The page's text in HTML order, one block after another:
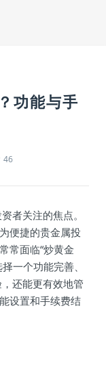
功能与手
46
者关注的焦点。
便捷的贵金属投
常面临“炒黄金
一个功能完善、
还能更有效地管
设置和手续费结